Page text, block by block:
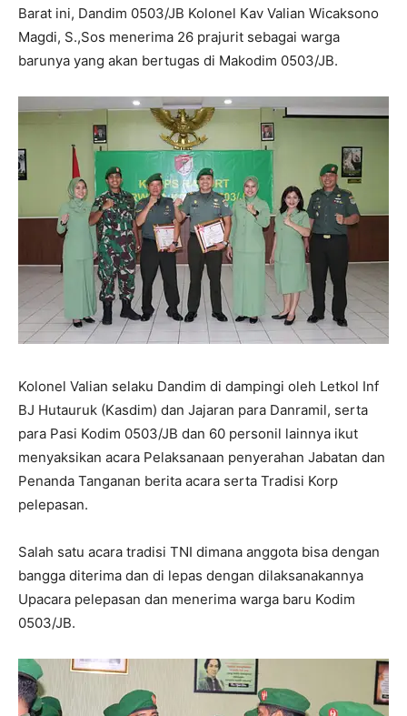
Barat ini, Dandim 0503/JB Kolonel Kav Valian Wicaksono
Magdi, S.,Sos menerima 26 prajurit sebagai warga
barunya yang akan bertugas di Makodim 0503/JB.
Kolonel Valian selaku Dandim di dampingi oleh Letkol Inf
BJ Hutauruk (Kasdim) dan Jajaran para Danramil, serta
para Pasi Kodim 0503/JB dan 60 personil lainnya ikut
menyaksikan acara Pelaksanaan penyerahan Jabatan dan
Penanda Tanganan berita acara serta Tradisi Korp
pelepasan.
Salah satu acara tradisi TNI dimana anggota bisa dengan
bangga diterima dan di lepas dengan dilaksanakannya
Upacara pelepasan dan menerima warga baru Kodim
0503/JB.